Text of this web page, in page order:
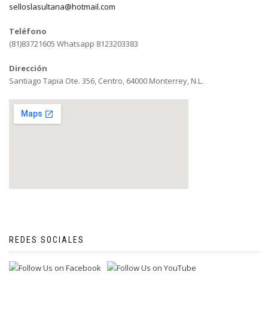
selloslasultana@hotmail.com
Teléfono
(81)83721605 Whatsapp 8123203383
Dirección
Santiago Tapia Ote. 356, Centro, 64000 Monterrey, N.L.
REDES SOCIALES